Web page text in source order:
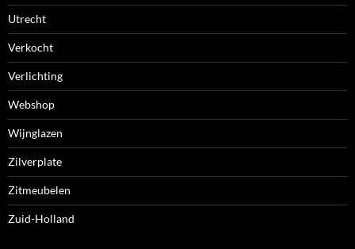
Utrecht
Verkocht
Verlichting
Webshop
Wijnglazen
Zilverplate
Zitmeubelen
Zuid-Holland